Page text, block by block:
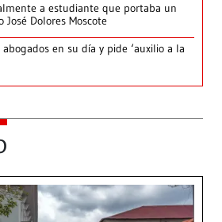
a estudiante que portaba un
Dolores Moscote
en su día y pide ‘auxilio a la